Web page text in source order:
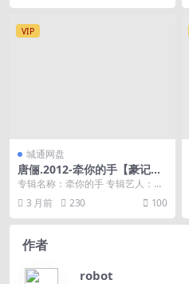
VIP
城通网盘
唐俪.2012-牵你的手【豪记】
【WAV+CUE】
专辑名称：牵你的手 专辑艺人：唐
俪 发行公司：豪记影视唱片有限公
司 发行时间：2...
3 月前 230 100
作者
robot